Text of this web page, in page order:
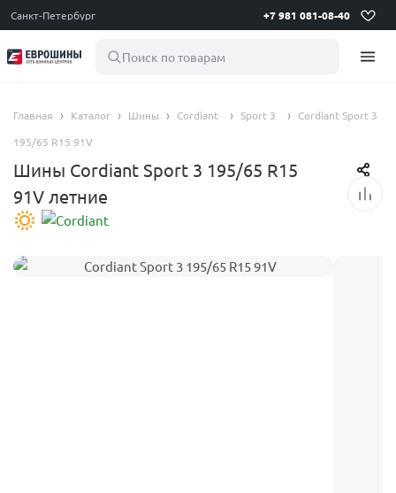
Санкт-Петербург +7 981 081-08-40
Поиск по товарам
Главная Каталог Шины Cordiant Sport 3
Cordiant Sport 3
195/65 R15 91V
Шины Cordiant Sport 3 195/65 R15
91V летние